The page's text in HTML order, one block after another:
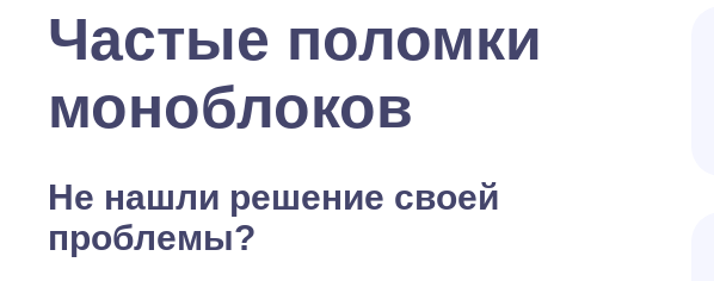
Частые поломки
моноблоков
Не нашли решение своей
проблемы?